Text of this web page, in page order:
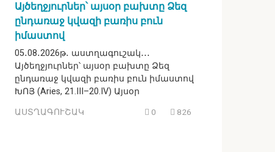
Այծեղջյուրներ՝ այսօր բախտը Ձեզ
ընդառաջ կվազի բառիս բուն
իմաստով
05․08․2026թ․ աստղագուշակ․․․
Այծեղջյուրներ՝ այսօր բախտը Ձեզ
ընդառաջ կվազի բառիս բուն իմաստով
ԽՈՅ (Aries, 21.III–20.IV) Այսօր
ԱՍՏՂԱԳՈՒՇԱԿ 0 826